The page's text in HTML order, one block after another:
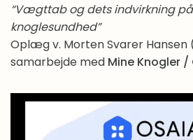
“Vægttab og dets indvirkning
knoglesundhed”
Oplæg v. Morten Svarer Hansen
samarbejde med Mine Knogler /